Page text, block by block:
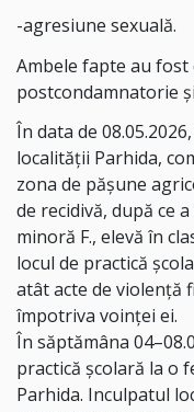
-agresiune sexuală.
Ambele fapte au fost
postcondamnatorie
În data de
localităţii Parhida,
zona de păşune
de recidivă, după ce
minoră F., elevă în
locul de practică
atât acte de violenţă
împotriva voinţei ei.
În săptămâna
practică şcolară la o
Parhida. Inculpatul